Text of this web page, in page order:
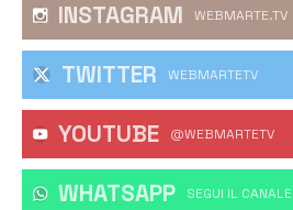
INSTAGRAM WEBMARTE.TV
TWITTER WEBMARTETV
YOUTUBE @WEBMARTETV
WHATSAPP ‎SEGUI IL CANALE